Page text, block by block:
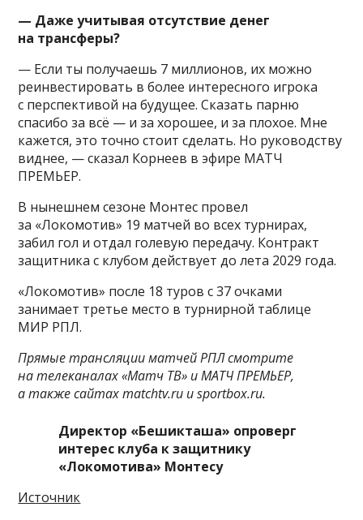
— Даже учитывая отсутствие денег
на трансферы?
— Если ты получаешь 7 миллионов, их можно
реинвестировать в более интересного игрока
с перспективой на будущее. Сказать парню
спасибо за всё — и за хорошее, и за плохое. Мне
кажется, это точно стоит сделать. Но руководству
виднее, — сказал Корнеев в эфире МАТЧ
ПРЕМЬЕР.
В нынешнем сезоне Монтес провел
за «Локомотив» 19 матчей во всех турнирах,
забил гол и отдал голевую передачу. Контракт
защитника с клубом действует до лета 2029 года.
«Локомотив» после 18 туров с 37 очками
занимает третье место в турнирной таблице
МИР РПЛ.
Прямые трансляции матчей РПЛ смотрите
на телеканалах «Матч ТВ» и МАТЧ ПРЕМЬЕР,
а также сайтах matchtv.ru и sportbox.ru.
Директор «Бешикташа» опроверг
интерес клуба к защитнику
«Локомотива» Монтесу
Источник